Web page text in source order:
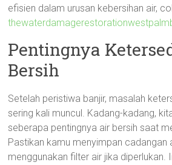
efisien dalam urusan kebersihan air,
Pentingnya
Bersih
Setelah peristiwa banjir, masalah
sering kali muncul. Kadang-kadang,
seberapa pentingnya air bersih saat
Pastikan kamu menyimpan cadangan
menggunakan filter air jika diperlukan.